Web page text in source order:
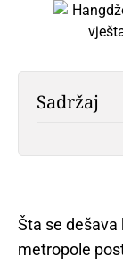
Sadržaj
Šta se dešava
metropole